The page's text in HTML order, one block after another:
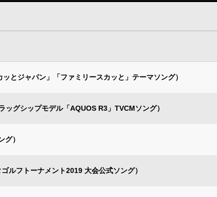
とジャパン」「ファミリースカッと」テーマソング）
グシップモデル「AQUOS R3」TVCMソング）
）
フトーナメント2019 大会公式ソング）